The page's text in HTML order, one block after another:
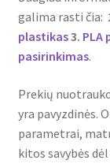
galima rasti čia:
plastikas3. PLA
pasirinkimas.
Prekių
yra pavyzdinės.
parametrai,
kitos savybės